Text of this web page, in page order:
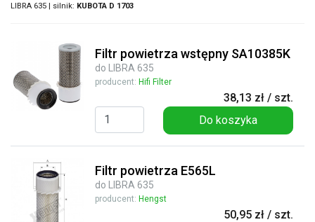
LIBRA 635 | silnik: KUBOTA D 1703
Filtr powietrza wstępny SA10385K
do LIBRA 635
producent: Hifi Filter
38,13 zł / szt.
Do koszyka
Filtr powietrza E565L
do LIBRA 635
producent: Hengst
50,95 zł / szt.